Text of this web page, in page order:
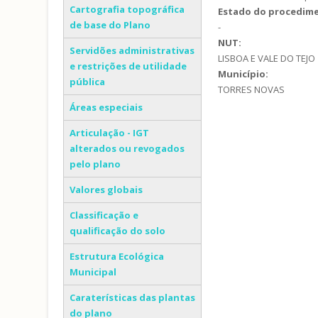
Cartografia topográfica
de base do Plano
Servidões administrativas
e restrições de utilidade
pública
Áreas especiais
Articulação - IGT
alterados ou revogados
pelo plano
Valores globais
Classificação e
qualificação do solo
Estrutura Ecológica
Municipal
Caraterísticas das plantas
do plano
Estado do
-
NUT:
LISBOA E VALE DO TEJO
Município:
TORRES NOVAS